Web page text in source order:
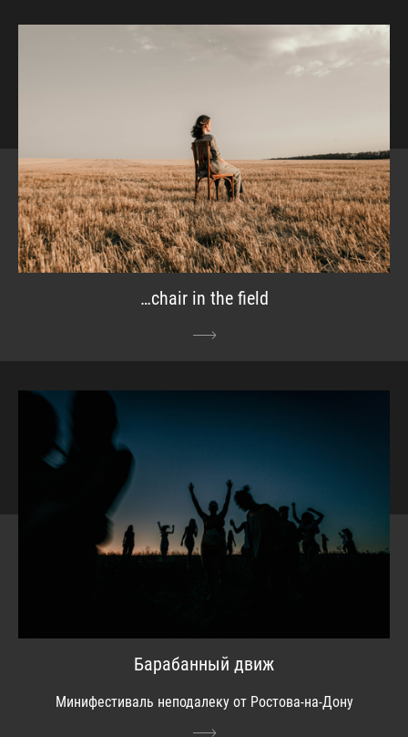
…chair in the field
Барабанный движ
Минифестиваль неподалеку от Ростова-на-Дону